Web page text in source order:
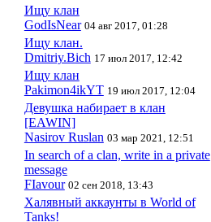
Ищу клан
GodIsNear 04 авг 2017, 01:28
Ищу клан.
Dmitriy.Bich 17 июл 2017, 12:42
Ищу клан
Pakimon4ikYT 19 июл 2017, 12:04
Девушка набирает в клан
[EAWIN]
Nasirov Ruslan 03 мар 2021, 12:51
In search of a clan, write in a private
message
FIavour 02 сен 2018, 13:43
Халявный аккаунты в World of
Tanks!